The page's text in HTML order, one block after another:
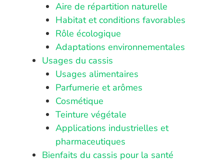
Aire de répartition naturelle
Habitat et conditions favorables
Rôle écologique
Adaptations environnementales
Usages du cassis
Usages alimentaires
Parfumerie et arômes
Cosmétique
Teinture végétale
Applications industrielles et
pharmaceutiques
Bienfaits du cassis pour la santé